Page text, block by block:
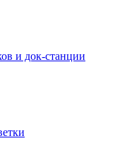
и док-станции